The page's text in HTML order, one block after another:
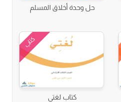
حل وحدة أخلاق المسلم
كتاب
كتاب لغتي